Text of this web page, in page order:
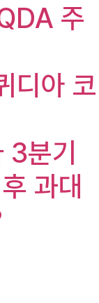
주
아 코
분기
과대